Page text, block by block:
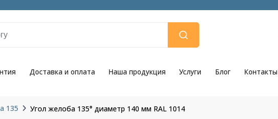
Доставка и оплата Наша продукция Услуги Блог Контакты
135 Угол желоба 135° диаметр 140 мм RAL 1014